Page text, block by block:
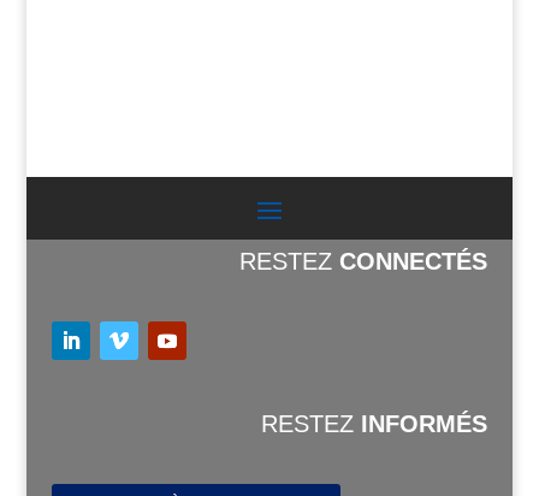
RESTEZ CONNECTÉS
RESTEZ INFORMÉS